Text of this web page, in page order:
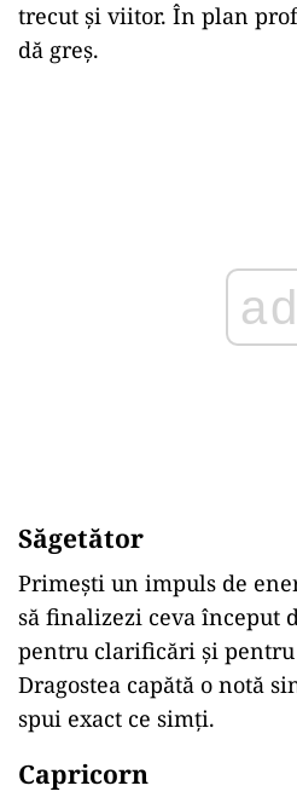
trecut și viitor. În plan
dă greș.
ad
Săgetător
Primești un impuls de
să finalizezi ceva început
pentru clarificări și
Dragostea capătă o notă
spui exact ce simți.
Capricorn